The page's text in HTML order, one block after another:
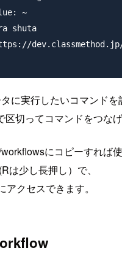
~
shuta
に実行したいコマンドを
切ってコマンドをつなげ
にコピーすれば使
は少し長押し）で、
クセスできます。